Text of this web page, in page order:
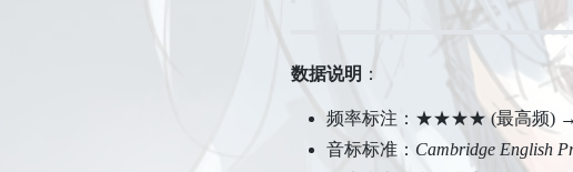
数据说明 ：
频率标注：★★★★ (最高频)
音标标准： Cambridge English